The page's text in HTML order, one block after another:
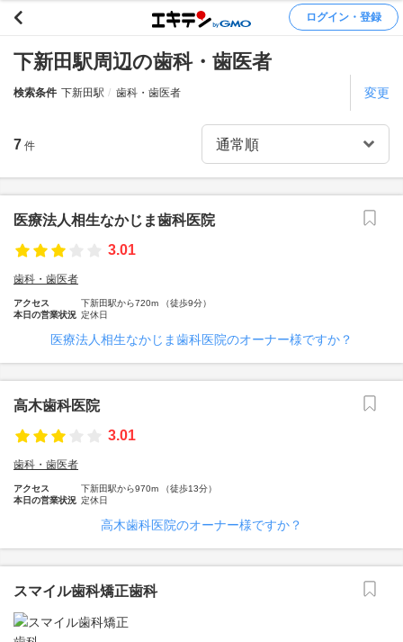
ログイン・登録
下新田駅周辺の歯科・歯医者
検索条件 下新田駅 歯科・歯医者 変更
7 件
医療法人相生なかじま歯科医院
3.01
歯科・歯医者
アクセス
下新田駅から720m （徒歩9分）
本日の営業状況 定休日
医療法人相生なかじま歯科医院のオーナー様ですか？
高木歯科医院
3.01
歯科・歯医者
アクセス
下新田駅から970m （徒歩13分）
本日の営業状況 定休日
高木歯科医院のオーナー様ですか？
スマイル歯科矯正歯科